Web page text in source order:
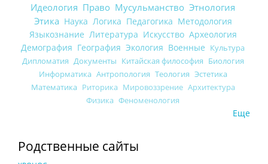
Идеология Право Мусульманство Этнология
Этика Наука Логика Педагогика Методология
Языкознание Литература Искусство Археология
Демография География Экология Военные Культура
Дипломатия Документы Китайская философия Биология
Информатика Антропология Теология Эстетика
Математика Риторика Мировоззрение Архитектура
Физика Феноменология
Еще
Родственные сайты